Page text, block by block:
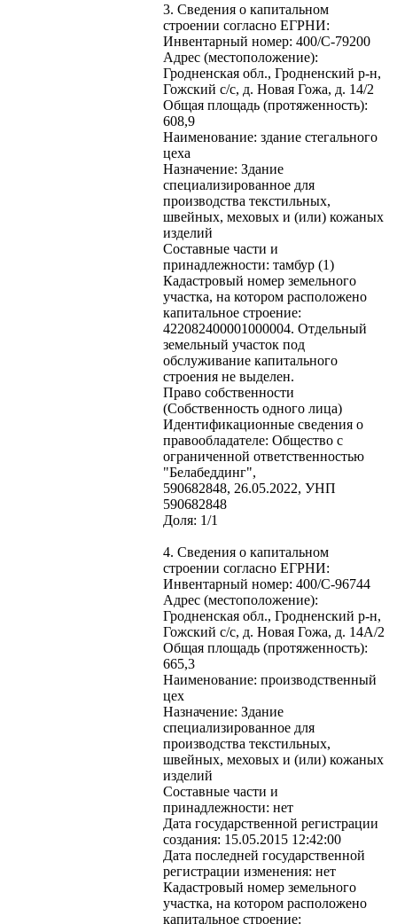
3. Сведения о капитальном
строении согласно ЕГРНИ:
Инвентарный номер: 400/C-79200
Адрес (местоположение):
Гродненская обл., Гродненский р-н,
Гожский с/с, д. Новая Гожа, д. 14/2
Общая площадь (протяженность):
608,9
Наименование: здание стегального
цеха
Назначение: Здание
специализированное для
производства текстильных,
швейных, меховых и (или) кожаных
изделий
Составные части и
принадлежности: тамбур (1)
Кадастровый номер земельного
участка, на котором расположено
капитальное строение:
422082400001000004. Отдельный
земельный участок под
обслуживание капитального
строения не выделен.
Право собственности
(Собственность одного лица)
Идентификационные сведения о
правообладателе: Общество с
ограниченной ответственностью
"Белабеддинг",
590682848, 26.05.2022, УНП
590682848
Доля: 1/1
4. Сведения о капитальном
строении согласно ЕГРНИ:
Инвентарный номер: 400/C-96744
Адрес (местоположение):
Гродненская обл., Гродненский р-н,
Гожский с/с, д. Новая Гожа, д. 14А/2
Общая площадь (протяженность):
665,3
Наименование: производственный
цех
Назначение: Здание
специализированное для
производства текстильных,
швейных, меховых и (или) кожаных
изделий
Составные части и
принадлежности: нет
Дата государственной регистрации
создания: 15.05.2015 12:42:00
Дата последней государственной
регистрации изменения: нет
Кадастровый номер земельного
участка, на котором расположено
капитальное строение: